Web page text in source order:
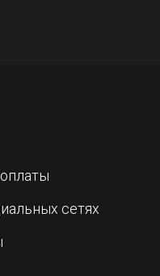
сетях